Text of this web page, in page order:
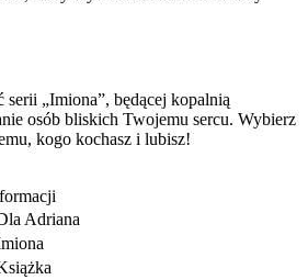
serii „Imiona”, będącej kopalnią
osób bliskich Twojemu sercu. Wybierz
kogo kochasz i lubisz!
Adriana